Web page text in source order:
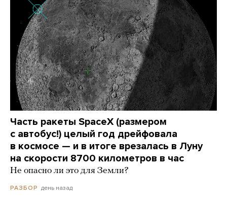
Часть ракеты SpaceX (размером
с автобус!) целый год дрейфовала
в космосе — и в итоге врезалась в Луну
на скорости 8700 километров в час
Не опасно ли это для Земли?
РАЗБОР день назад